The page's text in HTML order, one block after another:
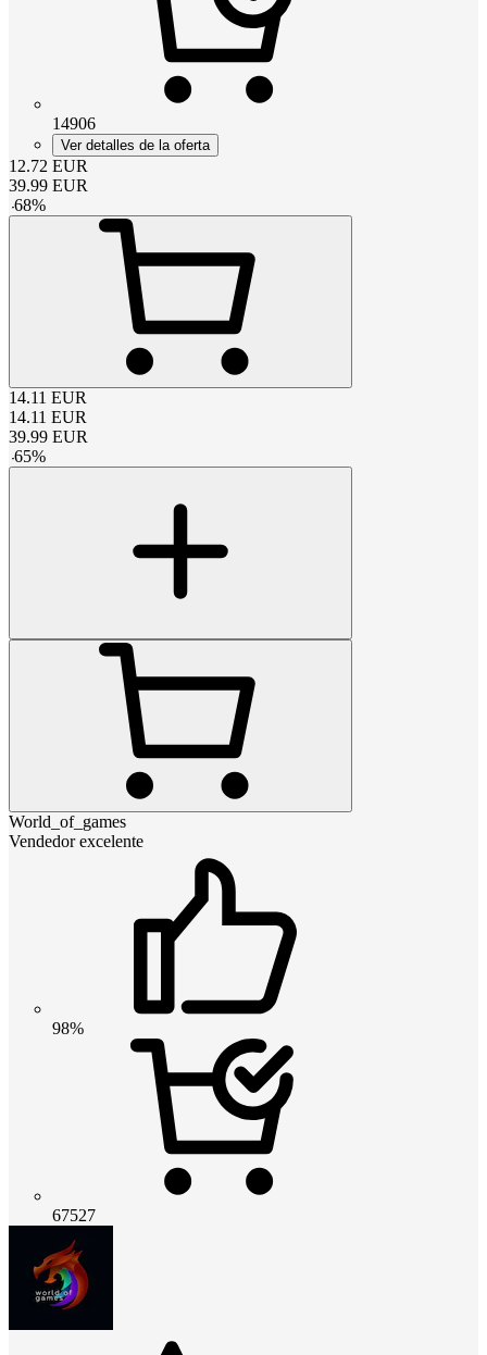
14906
Ver detalles de la oferta
12.72 EUR
39.99 EUR
-68%
14.11 EUR
14.11 EUR
39.99 EUR
-65%
World_of_games
Vendedor excelente
98%
67527